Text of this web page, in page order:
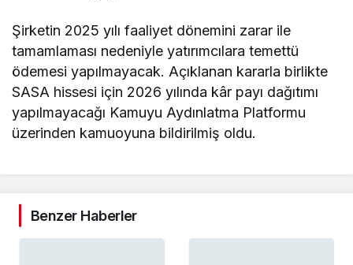
Şirketin 2025 yılı faaliyet dönemini zarar ile
tamamlaması nedeniyle yatırımcılara temettü
ödemesi yapılmayacak. Açıklanan kararla birlikte
SASA hissesi için 2026 yılında kâr payı dağıtımı
yapılmayacağı Kamuyu Aydınlatma Platformu
üzerinden kamuoyuna bildirilmiş oldu.
Benzer Haberler